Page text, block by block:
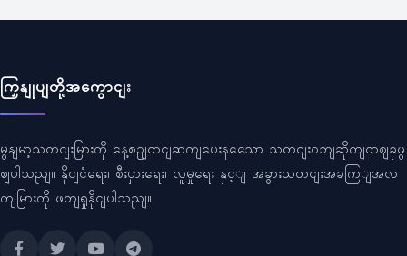
ကြှနျုပျတို့အကွောငျး
မွနျမာ့သတငျးမြားကို နေ့စဥျတငျဆကျပေးနသေော သတငျးဝဘျဆိုကျတဈခုဖွ
ဈပါသညျ။ နိုငျငံရေး၊ စီးပှားရေး၊ လူမှုရေး နှင့ျ အခွားသတငျးအခကြျအလ
ကျမြားကို ဖတျရှုနိုငျပါသညျ။